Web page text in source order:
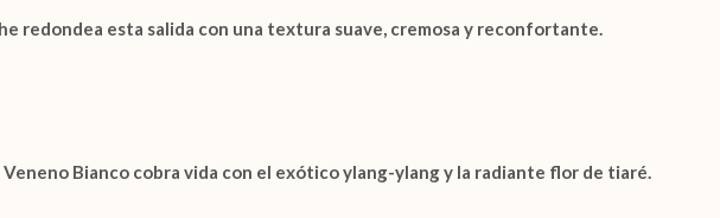
redondea esta salida con una textura suave, cremosa y reconfortante.
Veneno Bianco cobra vida con el exóticoylang-ylangy la radiante flor de tiaré